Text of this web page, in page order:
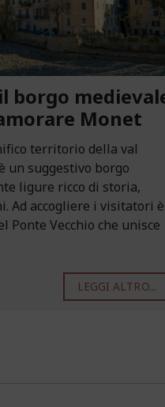
borgo
Monet
territorio della val
un suggestivo borgo
ligure ricco di storia,
Ad accogliere i visitatori è
Ponte Vecchio che unisce
LEGGI ALTRO...